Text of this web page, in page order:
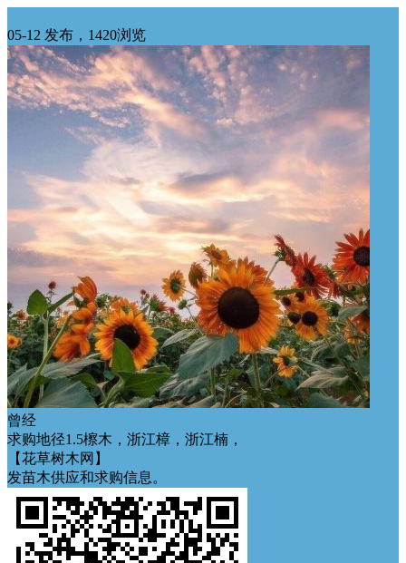
05-12 发布，1420浏览
曾经
求购地径1.5檫木，浙江樟，浙江楠，
【花草树木网】
发苗木供应和求购信息。